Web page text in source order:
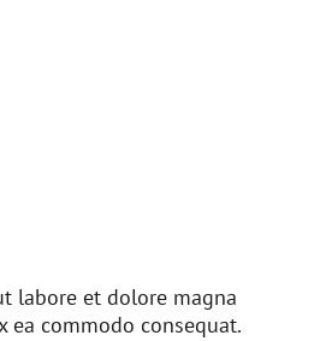
labore et dolore magna
commodo consequat.